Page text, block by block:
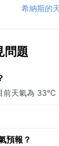
希納斯的
問題
天氣為
預報？